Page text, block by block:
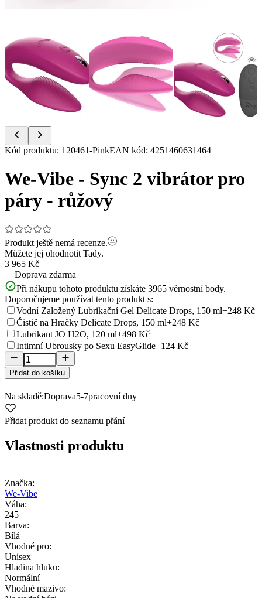
Item
of
4
Kód produktu: 120461-PinkEAN kód: 4251460631464
We-Vibe - Sync 2 vibrátor pro
páry - růžový
Produkt ještě nemá recenze.
Můžete jej ohodnotit Tady.
3 965 Kč
Doprava zdarma
Při nákupu tohoto produktu získáte 3965 věrnostní body.
Doporučujeme používat tento produkt s:
Vodní Založený Lubrikační Gel Delicate Drops, 150 ml+248 Kč
Čistič na Hračky Delicate Drops, 150 ml+248 Kč
Lubrikant JO H2O, 120 ml+498 Kč
Intimní Ubrousky po Sexu EasyGlide+124 Kč
Přidat do košíku
Na skladě:Doprava5-7pracovní dny
Přidat produkt do seznamu přání
Vlastnosti produktu
Značka:
We-Vibe
Váha:
245
Barva:
Bílá
Vhodné pro:
Unisex
Hladina hluku:
Normální
Vhodné mazivo: